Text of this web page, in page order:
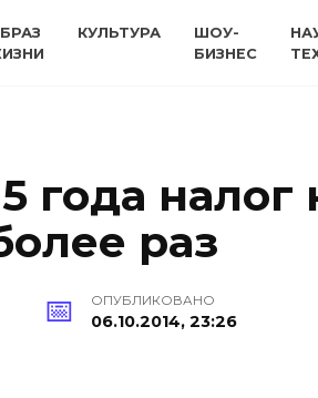
КУЛЬТУРА
ШОУ-
БИЗНЕС
года налог
раз
ОПУБЛИКОВАНО
06.10.2014, 23:26